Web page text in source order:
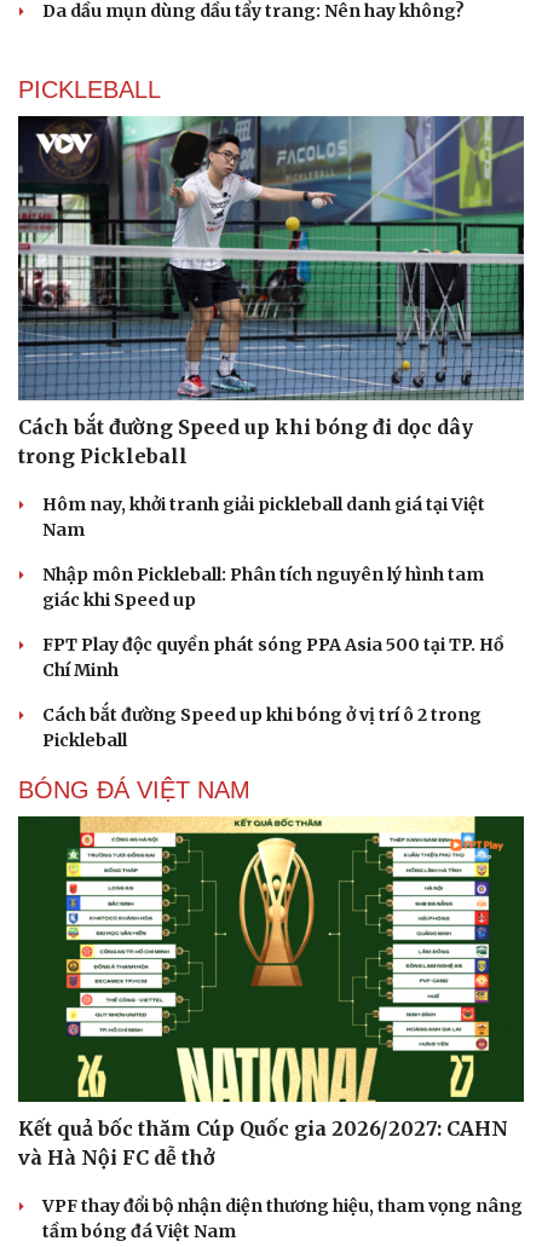
Du lịch
Tư vấn
Săn Tour
Podcast
Câu chuyện thời sự
Kể chuyện cho bé
Da dầu mụn dùng dầu tẩy trang: Nên hay không?
PICKLEBALL
Cách bắt đường Speed up khi bóng đi dọc dây
trong Pickleball
Hôm nay, khởi tranh giải pickleball danh giá tại Việt
Nam
Nhập môn Pickleball: Phân tích nguyên lý hình tam
giác khi Speed up
FPT Play độc quyền phát sóng PPA Asia 500 tại TP. Hồ
Chí Minh
Cách bắt đường Speed up khi bóng ở vị trí ô 2 trong
Pickleball
BÓNG ĐÁ VIỆT NAM
Kết quả bốc thăm Cúp Quốc gia 2026/2027: CAHN
và Hà Nội FC dễ thở
VPF thay đổi bộ nhận diện thương hiệu, tham vọng nâng
tầm bóng đá Việt Nam